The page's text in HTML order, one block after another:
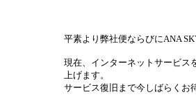
平素より弊社便ならびにANA
現在、インターネットサービス
上げます。
サービス復旧まで今しばらくお